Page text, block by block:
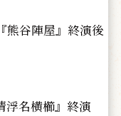
陣屋』終演後
浮名横櫛』終演